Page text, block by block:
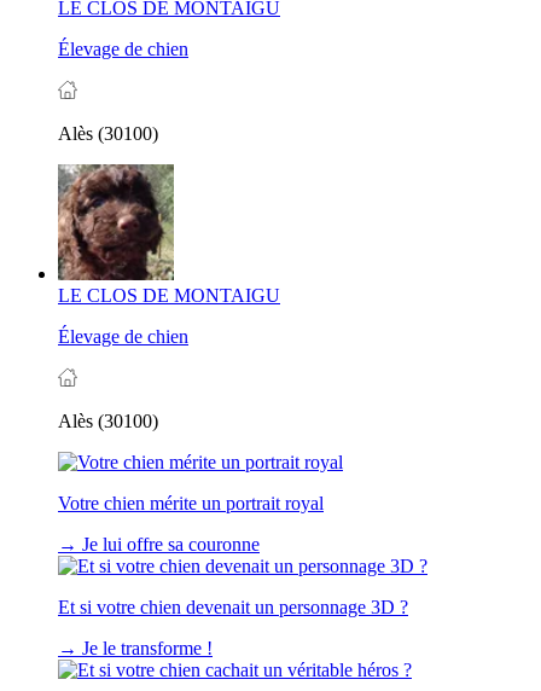
LE CLOS DE MONTAIGU
Élevage de chien
Alès (30100)
LE CLOS DE MONTAIGU
Élevage de chien
Alès (30100)
Votre chien mérite un portrait royal
→ Je lui offre sa couronne
Et si votre chien devenait un personnage 3D ?
→ Je le transforme !